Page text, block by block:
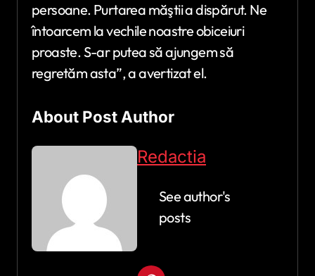
persoane. Purtarea măştii a dispărut. Ne
întoarcem la vechile noastre obiceiuri
proaste. S-ar putea să ajungem să
regretăm asta”, a avertizat el.
About Post Author
Redactia
See author's
posts